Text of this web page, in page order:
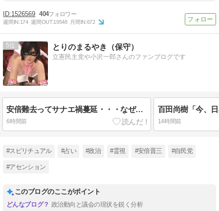
1526569 404
週間IN:174 週間OUT:19548 月間IN:672
5 とりのまるやき（保守）
立憲民主党や小沢一郎さんのファンブログです
安倍難去ってサナエ禍蔓延・・・なぜ日本人は妙ちくりんな女に騙されてしまったのか
6時間前 14時間前
#スピリチュアル #占い #政治 #霊視 #安倍晋三 #自民党
#アセンション
このブログのここがポイント
政治動向と議会の現状を鋭く分析